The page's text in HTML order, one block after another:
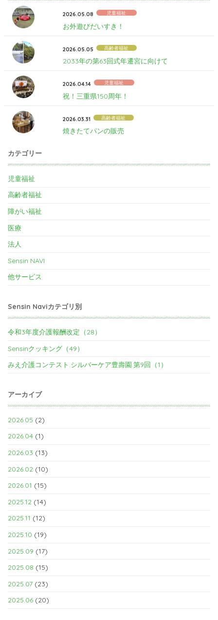
2026.05.08 児童福祉
お外遊びだいすき！
2026.05.05 高齢者福祉
2033年の第63回式年遷宮に向けて
2026.04.14 児童福祉
祝！三重県150周年！
2026.03.31 高齢者福祉
焼きたてパンの販売
カテゴリー
児童福祉
高齢者福祉
障がい福祉
医療
法人
Sensin NAVI
他サービス
Sensin Naviカテゴリ別
令和3年度介護報酬改定（28）
Sensinクッキング（49）
みえ介護コンテスト.シルバーケア豊壽園.第9回（1）
アーカイブ
2026.05 (2)
2026.04 (1)
2026.03 (13)
2026.02 (10)
2026.01 (15)
2025.12 (14)
2025.11 (12)
2025.10 (19)
2025.09 (17)
2025.08 (15)
2025.07 (23)
2025.06 (20)